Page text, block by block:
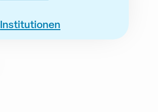
Institutionen